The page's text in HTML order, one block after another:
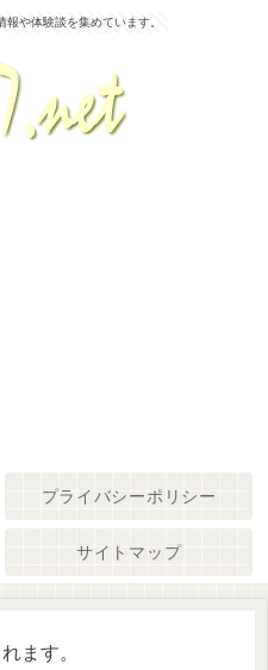
や体験談を集めています。
プライバシーポリシー
サイトマップ
ます。